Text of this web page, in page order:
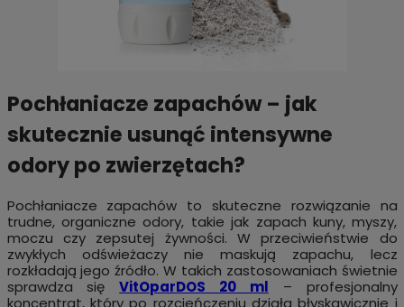
Pochłaniacze zapachów – jak
skutecznie usunąć intensywne
odory po zwierzętach?
Pochłaniacze zapachów to skuteczne rozwiązanie na
trudne, organiczne odory, takie jak zapach kuny, myszy,
moczu czy zepsutej żywności. W przeciwieństwie do
zwykłych odświeżaczy nie maskują zapachu, lecz
rozkładają jego źródło. W takich zastosowaniach świetnie
sprawdza sięVitOparDOS 20 ml – profesjonalny
koncentrat, który po rozcieńczeniu działa błyskawicznie i